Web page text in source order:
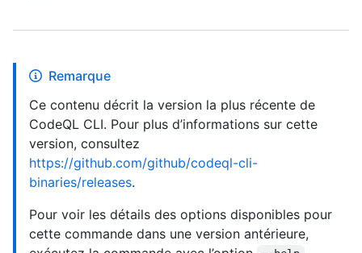
Remarque
Ce contenu décrit la version la plus récente de
CodeQL CLI. Pour plus d’informations sur cette
version, consultez
https://github.com/github/codeql-cli-
binaries/releases.
Pour voir les détails des options disponibles pour
cette commande dans une version antérieure,